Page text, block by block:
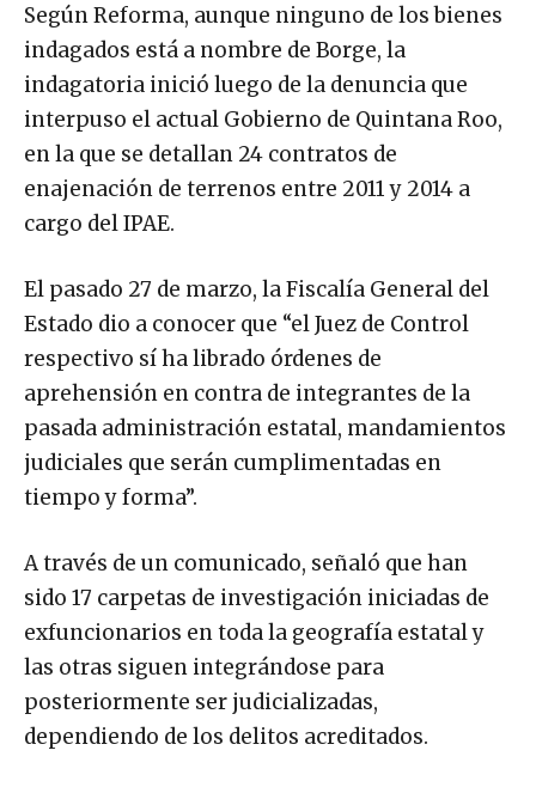
Según Reforma, aunque ninguno de los bienes
indagados está a nombre de Borge, la
indagatoria inició luego de la denuncia que
interpuso el actual Gobierno de Quintana Roo,
en la que se detallan 24 contratos de
enajenación de terrenos entre 2011 y 2014 a
cargo del IPAE.
El pasado 27 de marzo, la Fiscalía General del
Estado dio a conocer que “el Juez de Control
respectivo sí ha librado órdenes de
aprehensión en contra de integrantes de la
pasada administración estatal, mandamientos
judiciales que serán cumplimentadas en
tiempo y forma”.
A través de un comunicado, señaló que han
sido 17 carpetas de investigación iniciadas de
exfuncionarios en toda la geografía estatal y
las otras siguen integrándose para
posteriormente ser judicializadas,
dependiendo de los delitos acreditados.